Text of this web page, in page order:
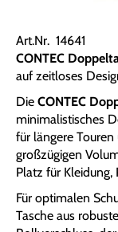
Art.Nr. 14641
CONTEC
auf zeitloses
Die CONTEC
minimalistisches
für längere
großzügigen
Platz für Kleidung,
Für optimalen
Tasche aus